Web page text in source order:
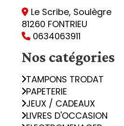
 Le Scribe, Soulègre
81260 FONTRIEU
 0634063911
Nos catégories
TAMPONS TRODAT
PAPETERIE
JEUX / CADEAUX
LIVRES D'OCCASION